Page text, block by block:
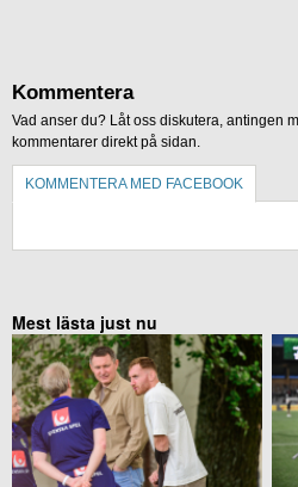
Kommentera
Vad anser du? Låt oss diskutera, antingen
kommentarer direkt på sidan.
KOMMENTERA MED FACEBOOK
Mest lästa just nu